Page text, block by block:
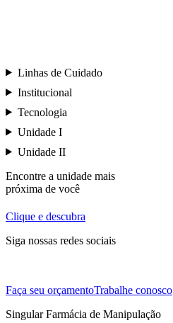
Linhas de Cuidado
Institucional
Tecnologia
Unidade I
Unidade II
Encontre a unidade mais
próxima de você
Clique e descubra
Siga nossas redes sociais
Faça seu orçamentoTrabalhe conosco
Singular Farmácia de Manipulação